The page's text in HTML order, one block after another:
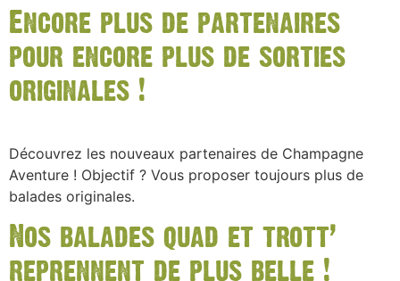
Encore plus de partenaires
pour encore plus de sorties
originales !
Découvrez les nouveaux partenaires de Champagne
Aventure ! Objectif ? Vous proposer toujours plus de
balades originales.
Nos balades quad et trott’
reprennent de plus belle !